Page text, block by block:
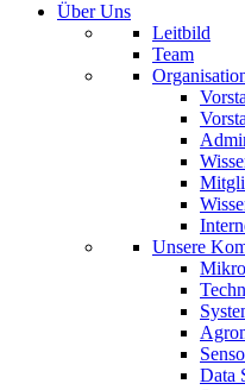
Über Uns
Leitbild
Team
Unsere
Data